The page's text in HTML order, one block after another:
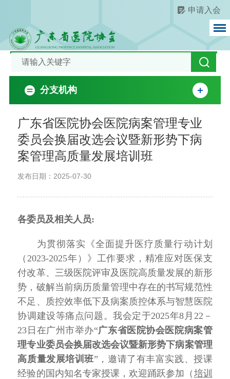
申请入会
分支机构
广东省医院协会医院病案管理专业
委员会换届改选会议暨新形势下病
案管理高质量发展培训班
发布日期：2025-07-30
各委员及相关人员:
为贯彻落实《全面提升医疗质量行动计划
（ 2023-2025年）》工作要求，精准应对医保支
付改革、三级医院评审及医院高质量发展的新形
势，破解当前病历质量管理中存在的书写规范性
不足、质控效率低下及病案质控体系与智慧医院
协调建设等痛点问题。我会定于2025年8月22－
23日在广州市举办“广东省医院协会医院病案管
理专业委员会换届改选会议暨新形势下病案管理
高质量发展培训班”，邀请了有丰富实践、授课
经验的国内知名专家授课，欢迎踊跃参加（ 培训